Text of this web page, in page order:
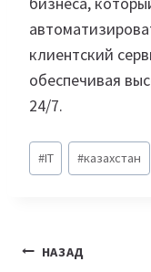
клиентский
обеспечивая
24/7.
Метки
записи:
#IT #казахстан
Навигация
НАЗАД